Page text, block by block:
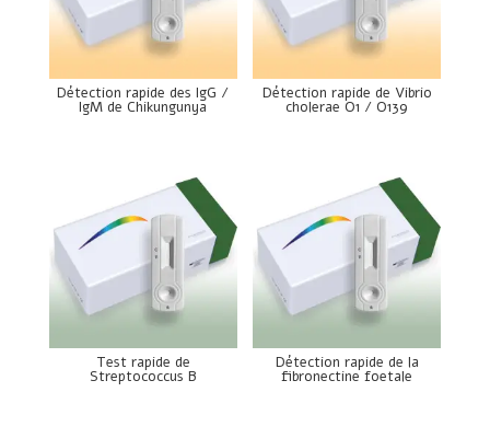
Détection rapide des IgG /
IgM de Chikungunya
Détection rapide de Vibrio
cholerae O1 / O139
Test rapide de
Streptococcus B
Détection rapide de la
fibronectine foetale